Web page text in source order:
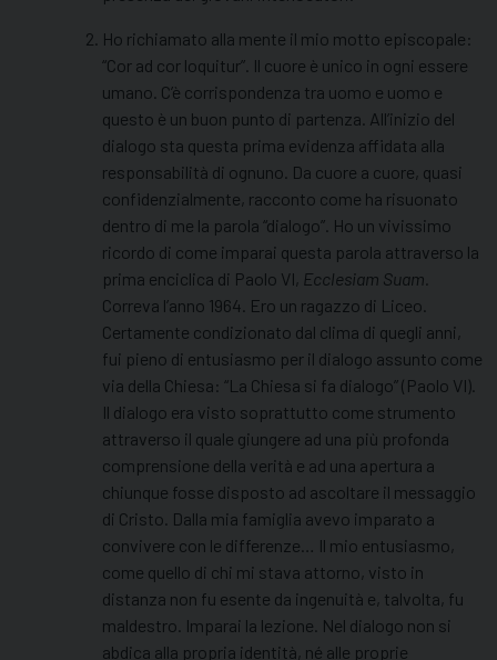
Ho richiamato alla mente il mio motto episcopale:
“Cor ad cor loquitur”. Il cuore è unico in ogni essere
umano. C’è corrispondenza tra uomo e uomo e
questo è un buon punto di partenza. All’inizio del
dialogo sta questa prima evidenza affidata alla
responsabilità di ognuno. Da cuore a cuore, quasi
confidenzialmente, racconto come ha risuonato
dentro di me la parola “dialogo”. Ho un vivissimo
ricordo di come imparai questa parola attraverso la
prima enciclica di Paolo VI, Ecclesiam Suam.
Correva l’anno 1964. Ero un ragazzo di Liceo.
Certamente condizionato dal clima di quegli anni,
fui pieno di entusiasmo per il dialogo assunto come
via della Chiesa: “La Chiesa si fa dialogo” (Paolo VI).
Il dialogo era visto soprattutto come strumento
attraverso il quale giungere ad una più profonda
comprensione della verità e ad una apertura a
chiunque fosse disposto ad ascoltare il messaggio
di Cristo. Dalla mia famiglia avevo imparato a
convivere con le differenze… Il mio entusiasmo,
come quello di chi mi stava attorno, visto in
distanza non fu esente da ingenuità e, talvolta, fu
maldestro. Imparai la lezione. Nel dialogo non si
abdica alla propria identità, né alle proprie